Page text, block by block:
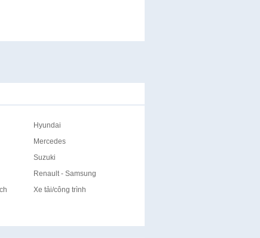
Hyundai
Mercedes
Suzuki
Renault - Samsung
Xe tải/công trình